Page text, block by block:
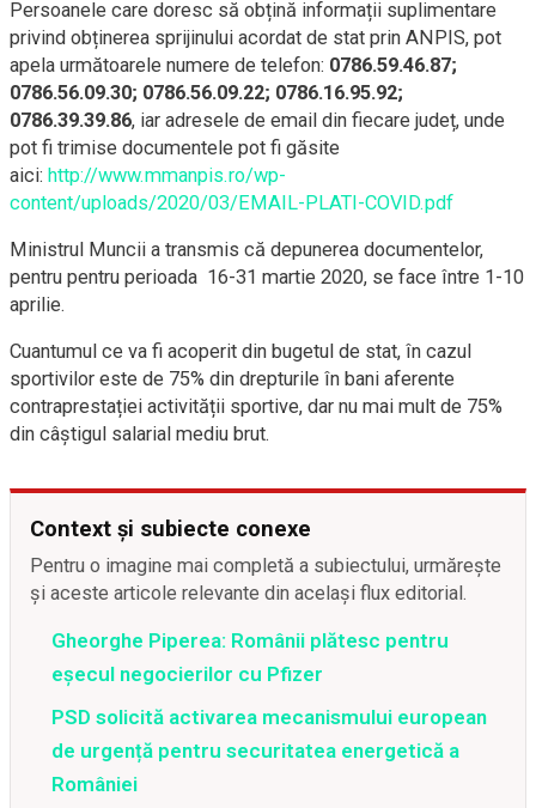
Persoanele care doresc să obțină informații suplimentare
privind obținerea sprijinului acordat de stat prin ANPIS, pot
apela următoarele numere de telefon: 0786.59.46.87;
0786.56.09.30; 0786.56.09.22; 0786.16.95.92;
0786.39.39.86, iar adresele de email din fiecare județ, unde
pot fi trimise documentele pot fi găsite
aici: http://www.mmanpis.ro/wp-
content/uploads/2020/03/EMAIL-PLATI-COVID.pdf
Ministrul Muncii a transmis că depunerea documentelor,
pentru pentru perioada 16-31 martie 2020, se face între 1-10
aprilie.
Cuantumul ce va fi acoperit din bugetul de stat, în cazul
sportivilor este de 75% din drepturile în bani aferente
contraprestației activității sportive, dar nu mai mult de 75%
din câștigul salarial mediu brut.
Context și subiecte conexe
Pentru o imagine mai completă a subiectului, urmărește
și aceste articole relevante din același flux editorial.
Gheorghe Piperea: Românii plătesc pentru
eșecul negocierilor cu Pfizer
PSD solicită activarea mecanismului european
de urgență pentru securitatea energetică a
României